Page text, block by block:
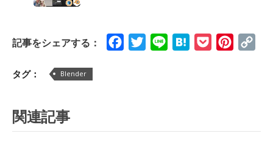
記事をシェアする： FacebookTwitterLine HatenaPocket
タグ： Blender
関連記事